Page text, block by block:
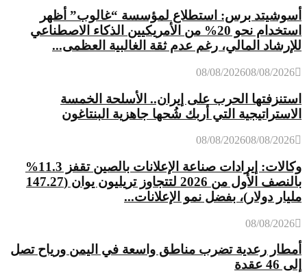
أسوشيتد برس: استطلاع لمؤسسة “غالوب” أظهر
استخدام نحو 20% من الأمريكيين الذكاء الاصطناعي
للإرشاد المالي، رغم عدم ثقة الغالبية العظمى...
08/08/202608/08/2026
استنزفتها الحرب على إيران.. الأسلحة الخمسة
الاستراتيجية التي أربك شُحها جاهزية البنتاغون
08/08/202608/08/2026
وكالات: إيرادات صناعة الإعلانات بالصين تقفز 11.3%
بالنصف الأول من 2026 لتتجاوز تريليون يوان (147.27
مليار دولار)، بفضل نمو الإعلانات...
08/08/2026
أمطار رعدية تضرب مناطق واسعة في اليمن ورياح تصل
إلى 46 عقدة